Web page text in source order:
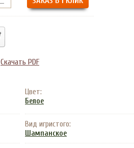
Скачать PDF
Цвет:
Белое
Вид игристого:
Шампанское